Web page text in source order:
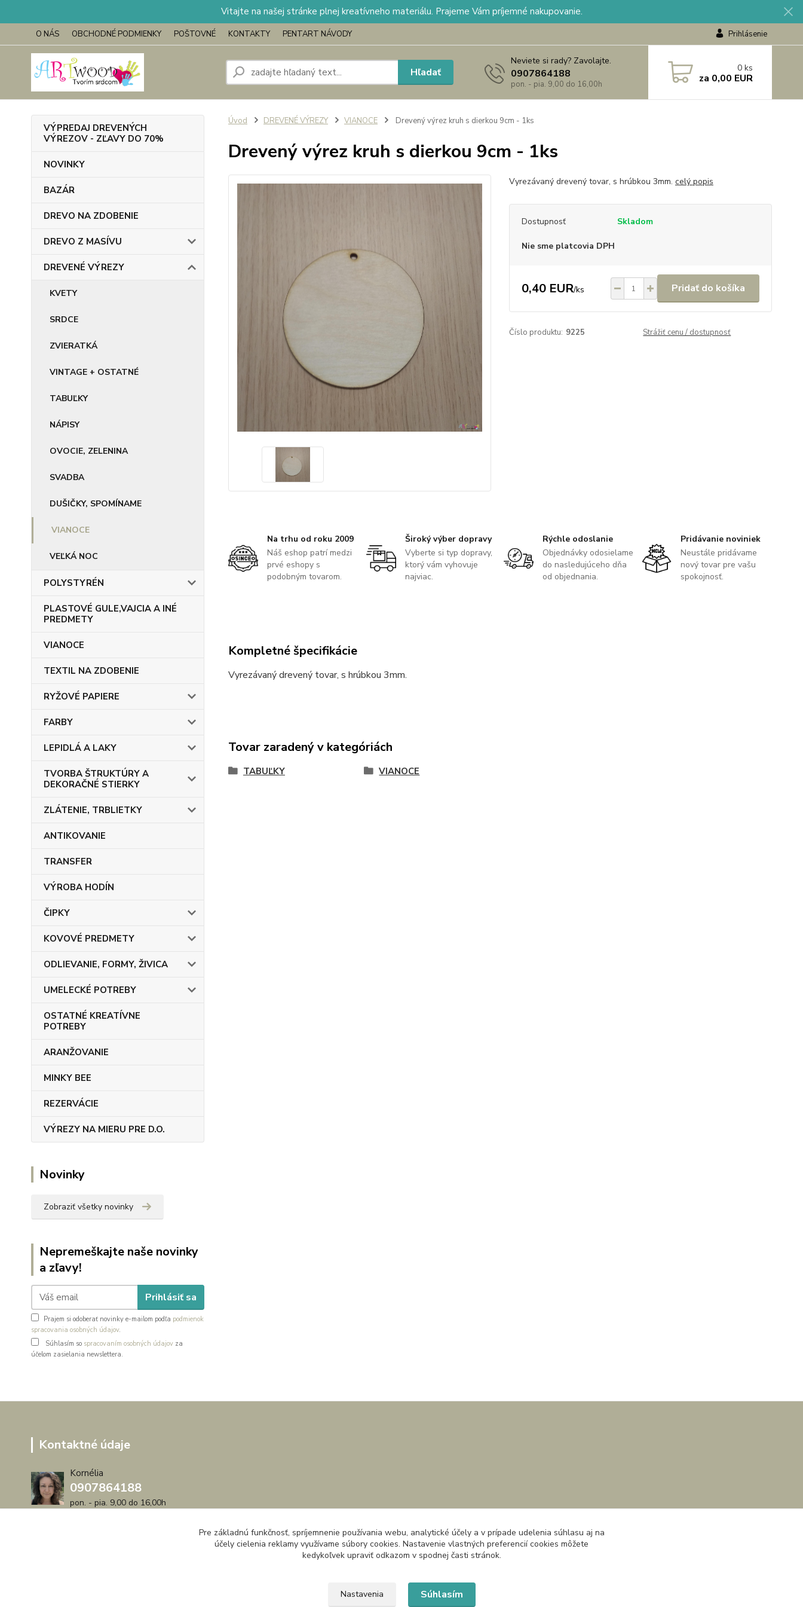
Vitajte na našej stránke plnej kreatívneho materiálu. Prajeme Vám príjemné nakupovanie.
O NÁS OBCHODNÉ PODMIENKY POŠTOVNÉ KONTAKTY PENTART NÁVODY Prihlásenie
Hľadať
Neviete si rady? Zavolajte.
0907864188
pon. - pia. 9,00 do 16,00h
0 ks
za 0,00 EUR
VÝPREDAJ DREVENÝCH
VÝREZOV - ZĽAVY DO 70%
NOVINKY
BAZÁR
DREVO NA ZDOBENIE
DREVO Z MASÍVU
DREVENÉ VÝREZY
KVETY
SRDCE
ZVIERATKÁ
VINTAGE + OSTATNÉ
TABUĽKY
NÁPISY
OVOCIE, ZELENINA
SVADBA
DUŠIČKY, SPOMÍNAME
VIANOCE
VEĽKÁ NOC
POLYSTYRÉN
PLASTOVÉ GULE,VAJCIA A INÉ
PREDMETY
VIANOCE
TEXTIL NA ZDOBENIE
RYŽOVÉ PAPIERE
FARBY
LEPIDLÁ A LAKY
TVORBA ŠTRUKTÚRY A
DEKORAČNÉ STIERKY
ZLÁTENIE, TRBLIETKY
ANTIKOVANIE
TRANSFER
VÝROBA HODÍN
ČIPKY
KOVOVÉ PREDMETY
ODLIEVANIE, FORMY, ŽIVICA
UMELECKÉ POTREBY
OSTATNÉ KREATÍVNE
POTREBY
ARANŽOVANIE
MINKY BEE
REZERVÁCIE
VÝREZY NA MIERU PRE D.O.
Novinky
Zobraziť všetky novinky
Nepremeškajte naše novinky
a zľavy!
Prihlásiť sa
Prajem si odoberať novinky e-mailom podľa podmienok
spracovania osobných údajov.
Súhlasím so spracovaním osobných údajov za
účelom zasielania newslettera.
Úvod DREVENÉ VÝREZY VIANOCE Drevený výrez kruh s dierkou 9cm - 1ks
Drevený výrez kruh s dierkou 9cm - 1ks
Vyrezávaný drevený tovar, s hrúbkou 3mm. celý popis
Dostupnosť Skladom
Nie sme platcovia DPH
0,40 EUR/ks Pridať do košíka
Číslo produktu: 9225 Strážiť cenu / dostupnosť
Na trhu od roku 2009
Náš eshop patrí medzi
prvé eshopy s
podobným tovarom.
Široký výber dopravy
Vyberte si typ dopravy,
ktorý vám vyhovuje
najviac.
Rýchle odoslanie
Objednávky odosielame
do nasledujúceho dňa
od objednania.
Pridávanie noviniek
Neustále pridávame
nový tovar pre vašu
spokojnosť.
Kompletné špecifikácie
Vyrezávaný drevený tovar, s hrúbkou 3mm.
Tovar zaradený v kategóriách
TABUĽKY VIANOCE
Kontaktné údaje
Kornélia
0907864188
pon. - pia. 9,00 do 16,00h
Pre základnú funkčnosť, spríjemnenie používania webu, analytické účely a v prípade udelenia súhlasu aj na
účely cielenia reklamy využívame súbory cookies. Nastavenie vlastných preferencií cookies môžete
kedykoľvek upraviť odkazom v spodnej časti stránok.
Nastavenia Súhlasím